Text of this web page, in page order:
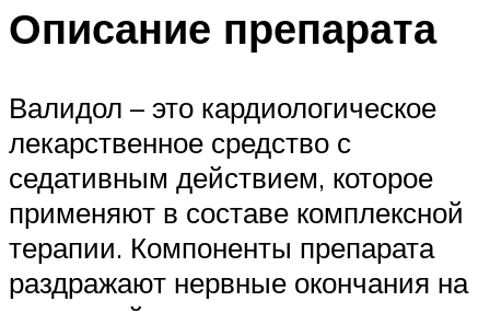
Описание препарата
Валидол – это кардиологическое
лекарственное средство с
седативным действием, которое
применяют в составе комплексной
терапии. Компоненты препарата
раздражают нервные окончания на